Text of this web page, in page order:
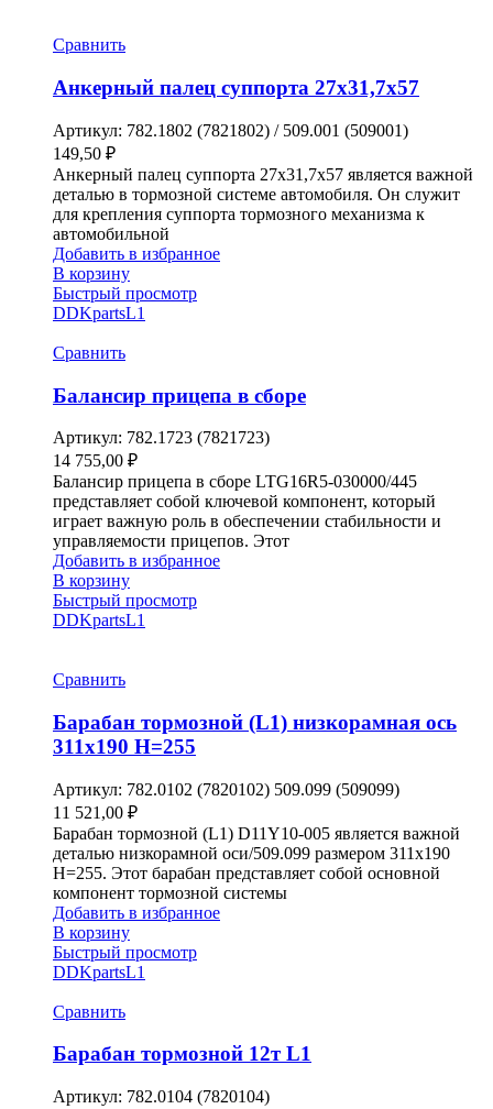
Сравнить
Анкерный палец суппорта 27х31,7х57
Артикул: 782.1802 (7821802) / 509.001 (509001)
149,50 ₽
Анкерный палец суппорта 27х31,7х57 является важной
деталью в тормозной системе автомобиля. Он служит
для крепления суппорта тормозного механизма к
автомобильной
Добавить в избранное
В корзину
Быстрый просмотр
DDKpartsL1
Сравнить
Балансир прицепа в сборе
Артикул: 782.1723 (7821723)
14 755,00 ₽
Балансир прицепа в сборе LTG16R5-030000/445
представляет собой ключевой компонент, который
играет важную роль в обеспечении стабильности и
управляемости прицепов. Этот
Добавить в избранное
В корзину
Быстрый просмотр
DDKpartsL1
Сравнить
Барабан тормозной (L1) низкорамная ось
311х190 H=255
Артикул: 782.0102 (7820102) 509.099 (509099)
11 521,00 ₽
Барабан тормозной (L1) D11Y10-005 является важной
деталью низкорамной оси/509.099 размером 311х190
H=255. Этот барабан представляет собой основной
компонент тормозной системы
Добавить в избранное
В корзину
Быстрый просмотр
DDKpartsL1
Сравнить
Барабан тормозной 12т L1
Артикул: 782.0104 (7820104)